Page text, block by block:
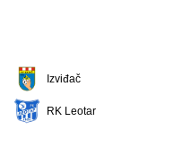
Izviđač
RK Leotar